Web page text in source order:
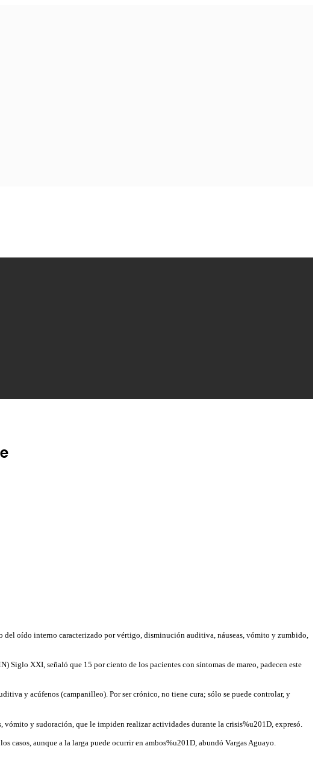
del oído interno caracterizado por vértigo, disminución auditiva, náuseas, vómito y zumbido,
XXI, señaló que 15 por ciento de los pacientes con síntomas de mareo, padecen este
y acúfenos (campanilleo). Por ser crónico, no tiene cura; sólo se puede controlar, y
vómito y sudoración, que le impiden realizar actividades durante la crisis%u201D, expresó.
casos, aunque a la larga puede ocurrir en ambos%u201D, abundó Vargas Aguayo.